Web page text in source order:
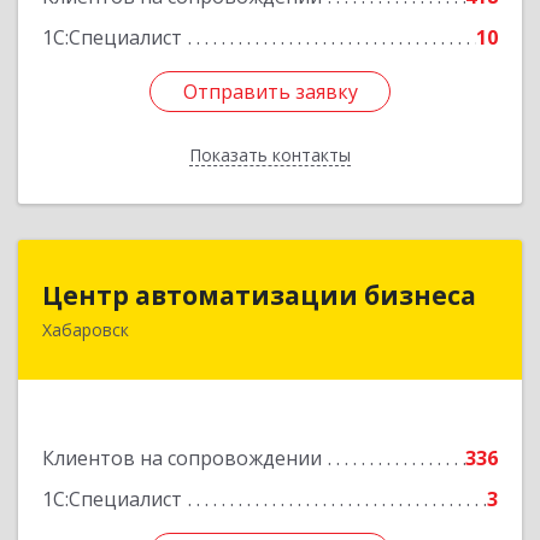
1С:Специалист
10
Отправить заявку
Показать контакты
Отправить заявку
Назад
Центр автоматизации бизнеса
Хабаровск
Клиентов на сопровождении
336
1С:Специалист
3
Центр автоматизации бизнеса
680030, Хабаровский край, Хабаровск г, Ленина